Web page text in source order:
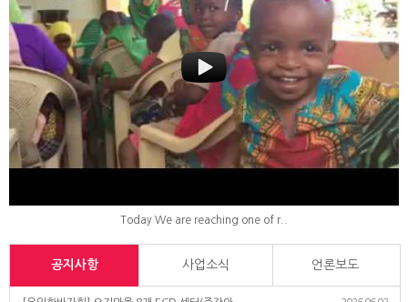
Today We are reaching one of r..
공지사항 사업소식 언론보도